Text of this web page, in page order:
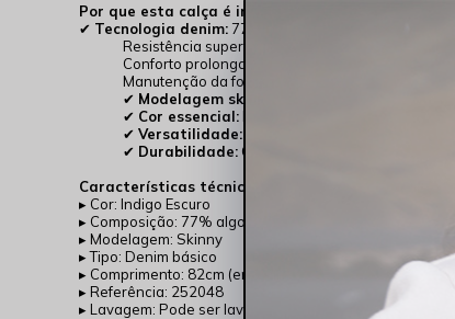
Por que esta calça é indispensável?
✔ Tecnologia denim: 77% algodão + 22% poliéster +
Resistência superior
Conforto prolongado
Manutenção da forma
✔ Modelagem skinny:
✔ Cor essencial:
✔ Versatilidade: Do visual urbano ao estilo
✔ Durabilidade: Costuras reforçadas para maior
Características técnicas:
▸ Cor: Indigo Escuro
▸ Composição: 77% algodão + 22% poliéster + 1%
▸ Modelagem: Skinny
▸ Tipo: Denim básico
▸ Comprimento: 82cm (entreperna)
▸ Referência: 252048
▸ Lavagem: Pode ser lavada na máquina